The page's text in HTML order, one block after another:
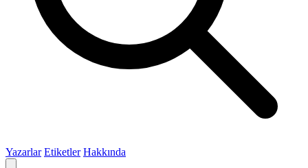
Yazarlar Etiketler Hakkında